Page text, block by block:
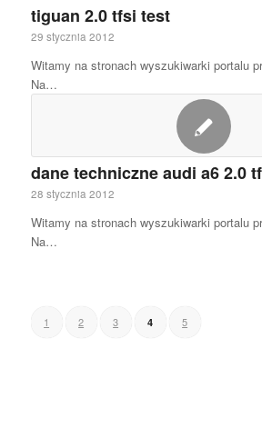
tiguan 2.0 tfsi test
29 stycznia 2012
Witamy na stronach wyszukiwarki portalu
Na…
dane techniczne audi a6 2.0
28 stycznia 2012
Witamy na stronach wyszukiwarki portalu
Na…
1 2 3 4 5